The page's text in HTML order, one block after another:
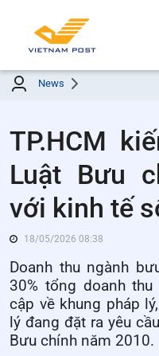
News
TP.HCM
Luật Bưu
với kinh tế
18/05/2026 08:38
Doanh thu ngành
30% tổng doanh
cập về khung pháp
lý đang đặt ra yêu
Bưu chính năm 2010.